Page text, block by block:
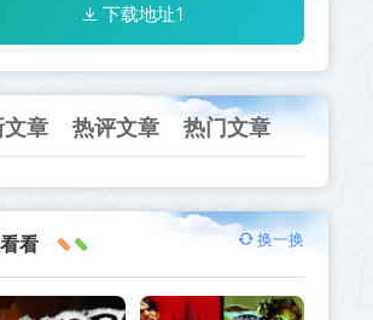
下载地址1
文章 热评文章 热门文章
看 换一换